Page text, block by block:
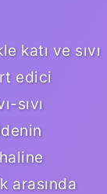
katı ve sıvı
edici
sıvı
arasında